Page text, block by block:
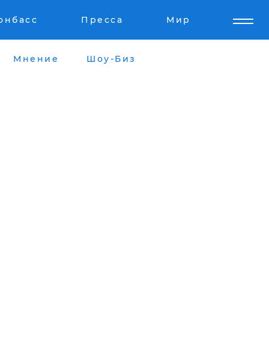
Пресса Мир
Мнение Шоу-Биз